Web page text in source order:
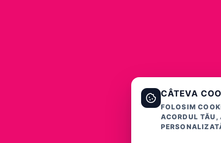
CÂTEVA
FOLOSIM
ACORDUL